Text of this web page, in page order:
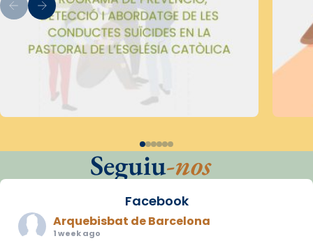
Seguiu-nos
Facebook
Arquebisbat de Barcelona
1 week ago